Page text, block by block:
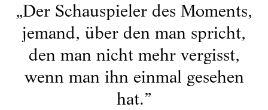
„Der Schauspieler des Moments,
jemand, über den man spricht,
den man nicht mehr vergisst,
wenn man ihn einmal gesehen
hat.”